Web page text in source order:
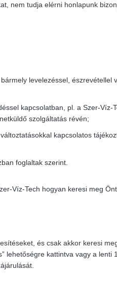
nem tudja elérni honlapunk
levelezéssel, észrevétellel
kapcsolatban, pl. a Szer-Víz-
szolgáltatás révén;
kapcsolatos
foglaltak szerint.
Víz-Tech hogyan keresi meg
és csak akkor keresi
lehetőségre kattintva vagy a lenti